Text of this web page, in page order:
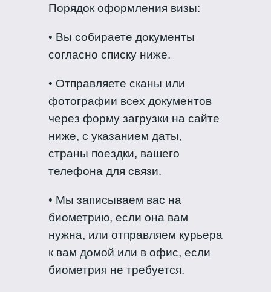
Порядок оформления визы:
• Вы собираете документы
согласно списку ниже.
• Отправляете сканы или
фотографии всех документов
через форму загрузки на сайте
ниже, с указанием даты,
страны поездки, вашего
телефона для связи.
• Мы записываем вас на
биометрию, если она вам
нужна, или отправляем курьера
к вам домой или в офис, если
биометрия не требуется.